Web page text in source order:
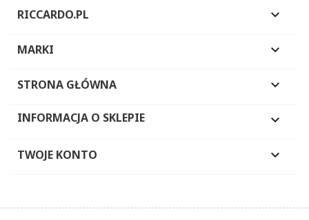
RICCARDO.PL 
MARKI 
STRONA GŁÓWNA 
INFORMACJA O SKLEPIE 
TWOJE KONTO 